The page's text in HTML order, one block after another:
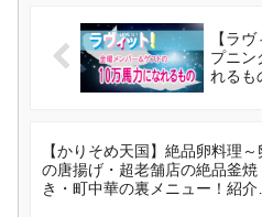
【ラ
プニン
れるも
【かりそめ天国】絶品卵料理～
の唐揚げ・超老舗店の絶品釜焼
き・町中華の裏メニュー！紹介